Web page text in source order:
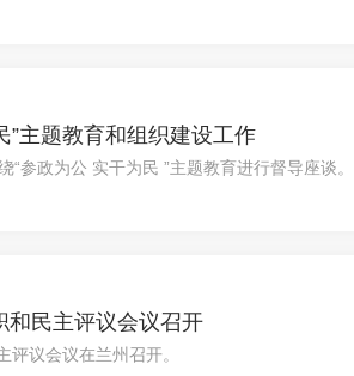
”主题教育和组织建设工作
参政为公 实干为民 ”主题教育进行督导座谈
和民主评议会议召开
议会议在兰州召开。